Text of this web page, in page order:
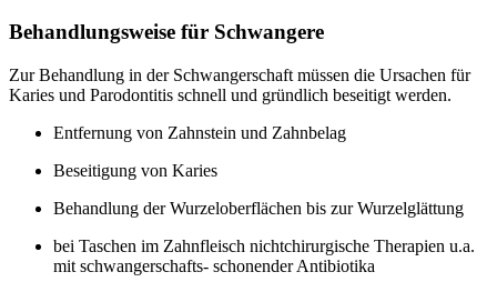
Behandlungsweise für Schwangere
Zur Behandlung in der Schwangerschaft müssen die Ursachen für
Karies und Parodontitis schnell und gründlich beseitigt werden.
Entfernung von Zahnstein und Zahnbelag
Beseitigung von Karies
Behandlung der Wurzeloberflächen bis zur Wurzelglättung
bei Taschen im Zahnfleisch nichtchirurgische Therapien u.a.
mit schwangerschafts- schonender Antibiotika